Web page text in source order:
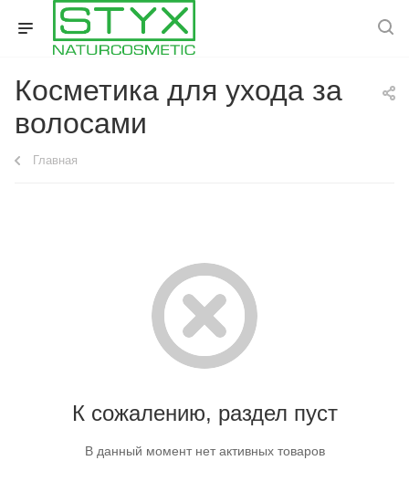
Косметика для ухода за
волосами
Главная
К сожалению, раздел пуст
В данный момент нет активных товаров